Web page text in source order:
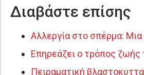
Διαβάστε επίσης
Αλλεργία στο σπέρμα: Μια
Επηρεάζει ο τρόπος ζωής
Πειραματική